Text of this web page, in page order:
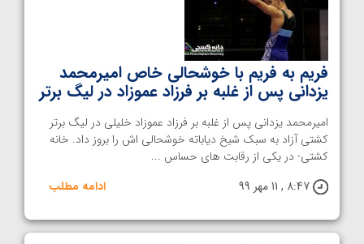
فریم به فریم با خوشحالی خاص امیرمحمد
یزدانی پس از غلبه بر فرزاد عموزاد در لیگ برتر
امیرمحمد یزدانی پس از غلبه بر فرزاد عموزاد خلیلی در لیگ برتر
کشتی آزاد به سبک شیخ دیاباته خوشحالی اش را بروز داد. خانه
کشتی- در یکی از رقابت های حساس ...
8:47 , 11 مهر 99
ادامه مطلب